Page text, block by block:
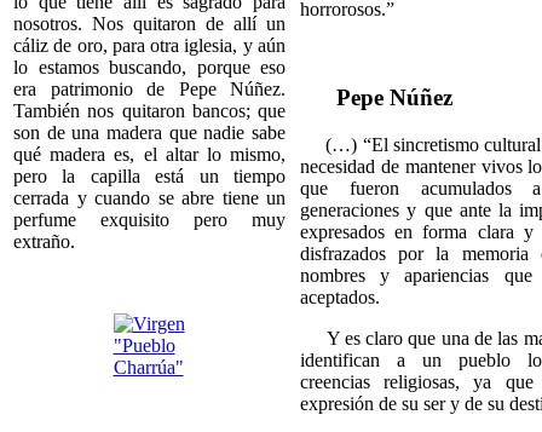
nosotros. Nos quitaron de allí un
cáliz de oro, para otra iglesia, y aún
lo estamos buscando, porque eso
era patrimonio de Pepe Núñez.
También nos quitaron bancos; que
son de una madera que nadie sabe
qué madera es, el altar lo mismo,
pero la capilla está un tiempo
cerrada y cuando se abre tiene un
perfume exquisito pero muy
extraño.
horrorosos.”
Pepe Núñez
(…) “El sincretismo cultural
necesidad de mantener vivos
que fueron
generaciones y que ante la
expresados en forma clara y
disfrazados por la memoria
nombres y apariencias que
aceptados.
Y es claro que una de las
identifican a un pueblo
creencias religiosas, ya
expresión de su ser y de su